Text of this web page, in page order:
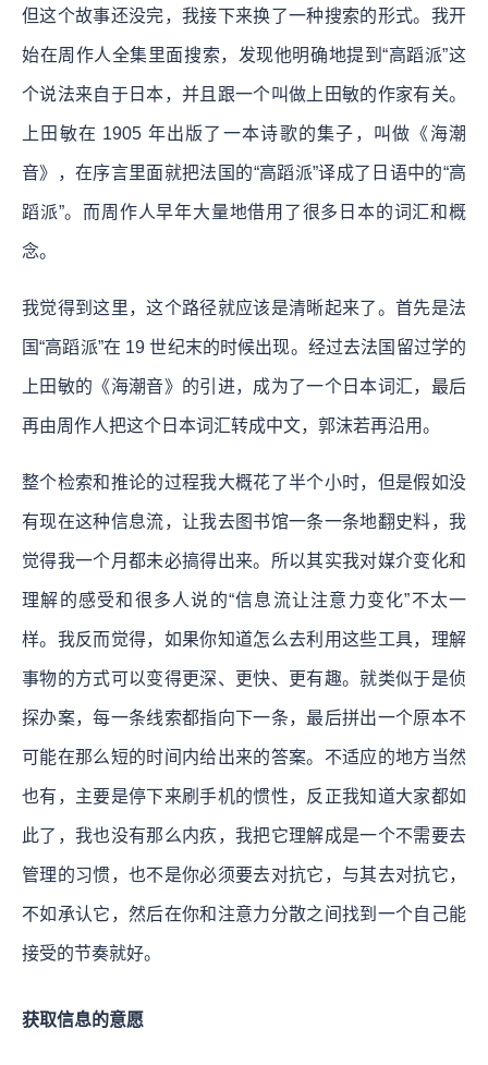
但这个故事还没完，我接下来换了一种搜索的形式。我开
始在周作人全集里面搜索，发现他明确地提到“高蹈派”这
个说法来自于日本，并且跟一个叫做上田敏的作家有关。
上田敏在 1905 年出版了一本诗歌的集子，叫做《海潮
音》，在序言里面就把法国的“高蹈派”译成了日语中的“高
蹈派”。而周作人早年大量地借用了很多日本的词汇和概
念。
我觉得到这里，这个路径就应该是清晰起来了。首先是法
国“高蹈派”在 19 世纪末的时候出现。经过去法国留过学的
上田敏的《海潮音》的引进，成为了一个日本词汇，最后
再由周作人把这个日本词汇转成中文，郭沫若再沿用。
整个检索和推论的过程我大概花了半个小时，但是假如没
有现在这种信息流，让我去图书馆一条一条地翻史料，我
觉得我一个月都未必搞得出来。所以其实我对媒介变化和
理解的感受和很多人说的“信息流让注意力变化”不太一
样。我反而觉得，如果你知道怎么去利用这些工具，理解
事物的方式可以变得更深、更快、更有趣。就类似于是侦
探办案，每一条线索都指向下一条，最后拼出一个原本不
可能在那么短的时间内给出来的答案。不适应的地方当然
也有，主要是停下来刷手机的惯性，反正我知道大家都如
此了，我也没有那么内疚，我把它理解成是一个不需要去
管理的习惯，也不是你必须要去对抗它，与其去对抗它，
不如承认它，然后在你和注意力分散之间找到一个自己能
接受的节奏就好。
获取信息的意愿